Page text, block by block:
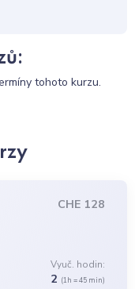
tohoto kurzu.
CHE 128
Vyuč. hodin:
2 (1h = 45 min)